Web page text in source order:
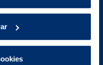
de privacitat
de cookies Àrea de
Web